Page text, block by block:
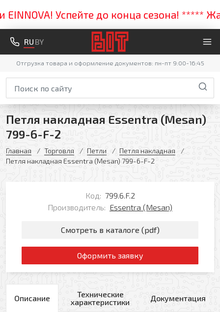
Успейте до конца сезона! *****
RU BY
Отгрузка товара и оформление документов: пн-пт 9:00-16:45
Петля накладная Essentra (Mesan)
799-6-F-2
Главная Торговля Петли
Петля накладная
Петля накладная Essentra (Mesan) 799-6-F-2
Код: 799.6.F.2
Производитель: Essentra (Mesan)
Смотреть в каталоге (pdf)
Оформить заявку
Описание
Технические
характеристики
Документация